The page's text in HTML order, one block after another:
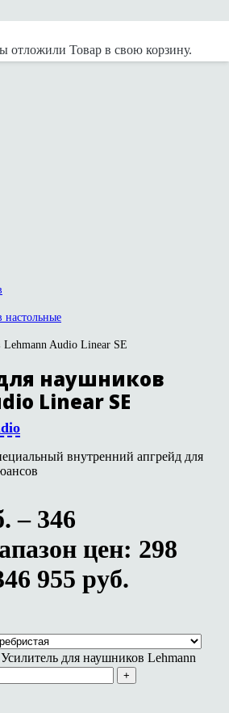
отложили Товар в свою корзину.
настольные
Audio Linear SE
наушников
Linear SE
внутренний апгрейд для
– 346
цен: 298
955 руб.
для наушников Lehmann